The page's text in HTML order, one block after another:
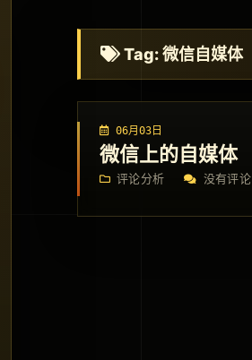
Tag: 微信自媒体
06月03日
微信上的自媒体
评论分析 没有评论